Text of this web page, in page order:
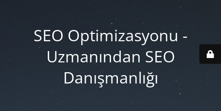
SEO Optimizasyonu -
Uzmanından SEO
Danışmanlığı